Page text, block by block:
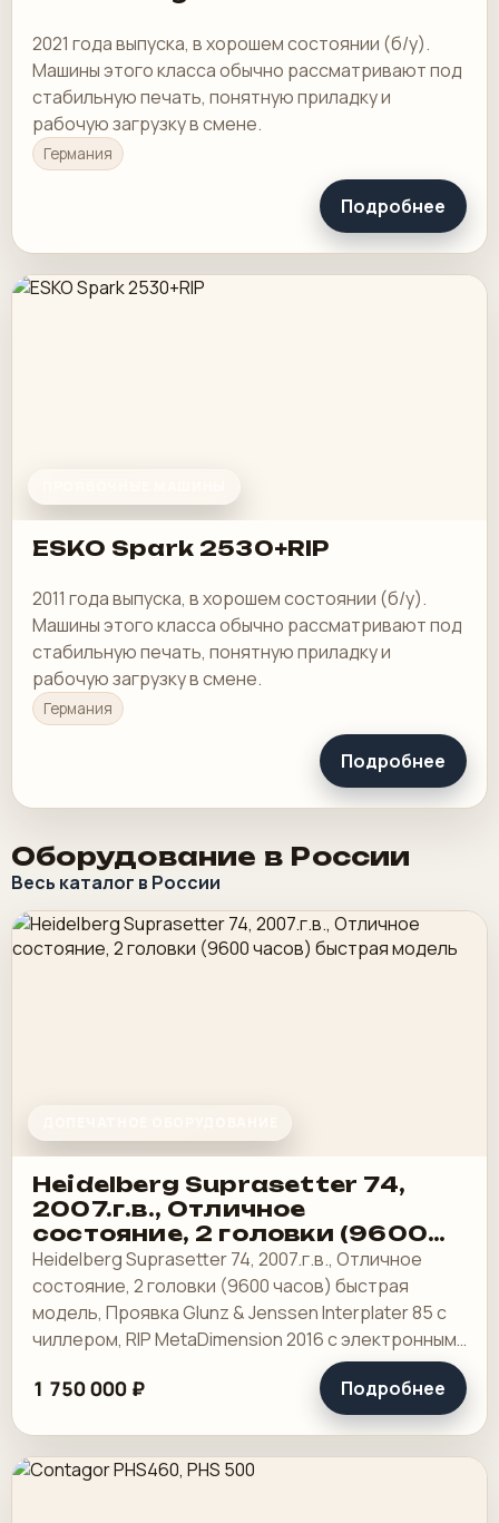
2021 года выпуска, в хорошем состоянии (б/у).
Машины этого класса обычно рассматривают под
стабильную печать, понятную приладку и
рабочую загрузку в смене.
Германия
Подробнее
ESKO Spark 2530+RIP
2011 года выпуска, в хорошем состоянии (б/у).
Машины этого класса обычно рассматривают под
стабильную печать, понятную приладку и
рабочую загрузку в смене.
Германия
Подробнее
Оборудование в России
Весь каталог в России
Heidelberg Suprasetter 74,
2007.г.в., Отличное
состояние, 2 головки (9600
часов) быстрая модель
Heidelberg Suprasetter 74, 2007.г.в., Отличное
состояние, 2 головки (9600 часов) быстрая
модель, Проявка Glunz & Jenssen Interplater 85 с
чиллером, RIP MetaDimension 2016 с электронным
ключом (открыты все опции), сервер.
1 750 000 ₽ Подробнее